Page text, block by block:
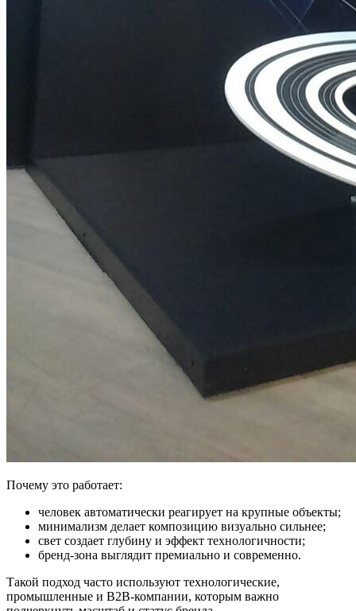
Почему это работает:
человек автоматически реагирует на крупные объекты;
минимализм делает композицию визуально сильнее;
свет создает глубину и эффект технологичности;
бренд-зона выглядит премиально и современно.
Такой подход часто используют технологические,
промышленные и B2B-компании, которым важно